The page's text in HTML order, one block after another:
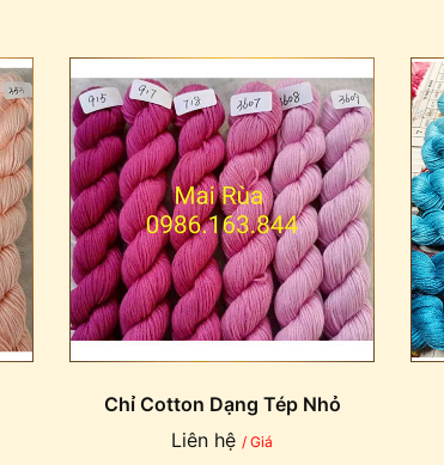
Chỉ Cotton Dạng Tép Nhỏ
Liên hệ / Giá